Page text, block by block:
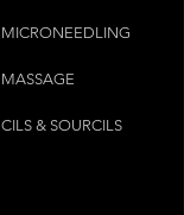
MICRONEEDLING
MASSAGE
CILS & SOURCILS